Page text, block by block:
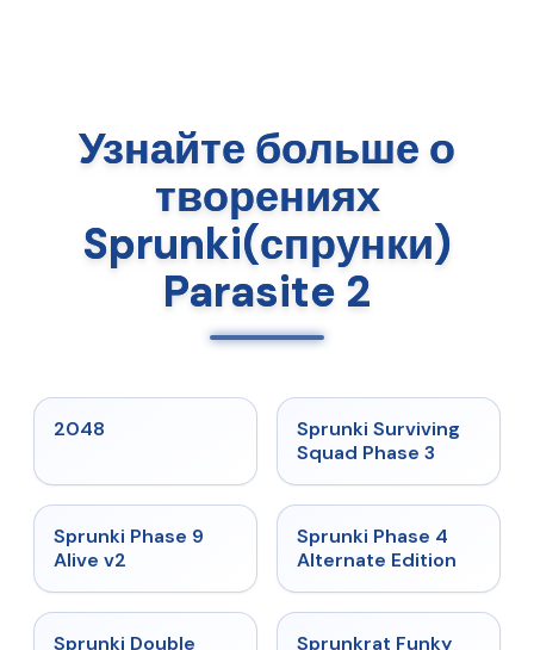
Узнайте больше о
творениях
Sprunki(спрунки)
Parasite 2
2048 ★ 4.7
Sprunki Surviving
Squad Phase 3
★
Sprunki Phase 9
Alive v2
★
Sprunki Phase 4
Alternate Edition
★
Sprunki Double
★ 4.7
Sprunkrat Funky